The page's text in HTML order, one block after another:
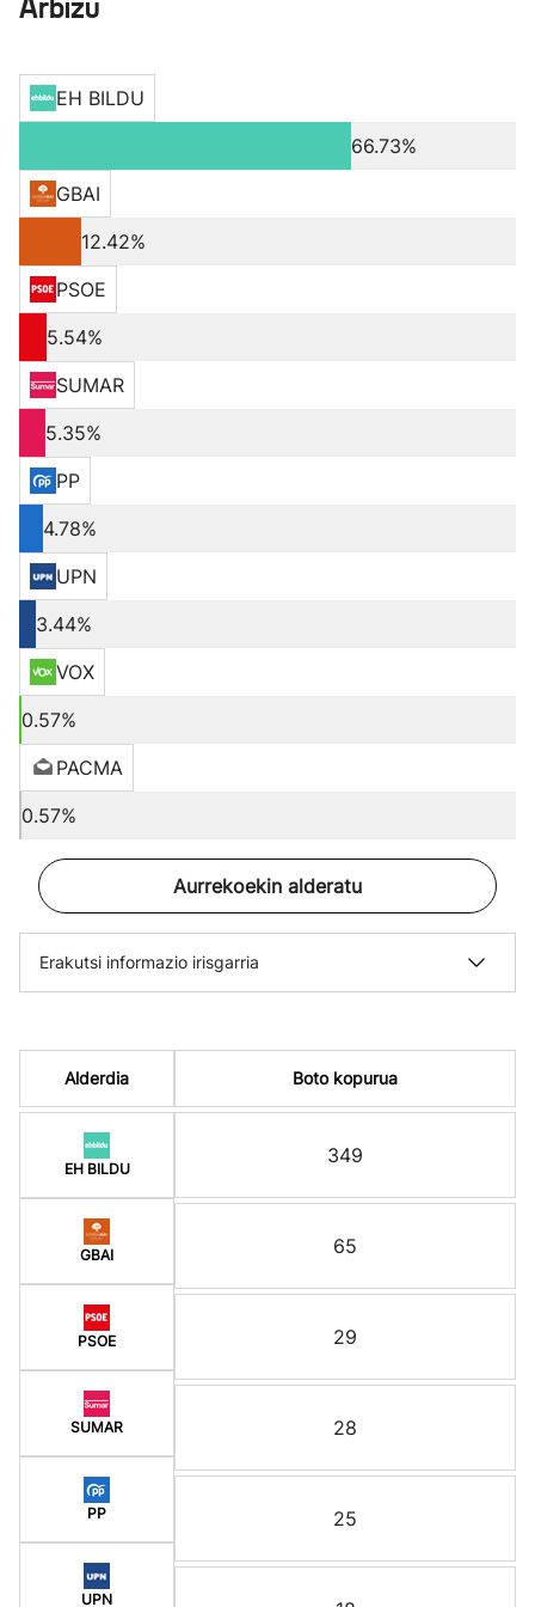
Arbizu
EH BILDU
66.73%
GBAI
12.42%
PSOE
5.54%
SUMAR
5.35%
PP
4.78%
UPN
3.44%
VOX
0.57%
PACMA
0.57%
Aurrekoekin alderatu
Erakutsi informazio irisgarria
Alderdia
EH BILDU
GBAI
PSOE
SUMAR
PP
UPN
Boto kopurua
349
65
29
28
25